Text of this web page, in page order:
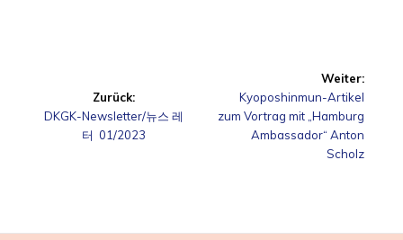
Zurück:
Vorheriger
Beitrag:
DKGK-Newsletter/뉴스 레
터 01/2023
Weiter:
Nächster
Beitrag:
Kyoposhinmun-Artikel
zum Vortrag mit „Hamburg
Ambassador“ Anton
Scholz